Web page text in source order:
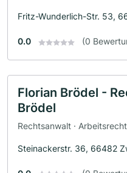
Fritz-Wunderlich-Str. 53,
0.0 (0
Florian Brödel -
Brödel
Rechtsanwalt ·
Steinackerstr. 36, 66482